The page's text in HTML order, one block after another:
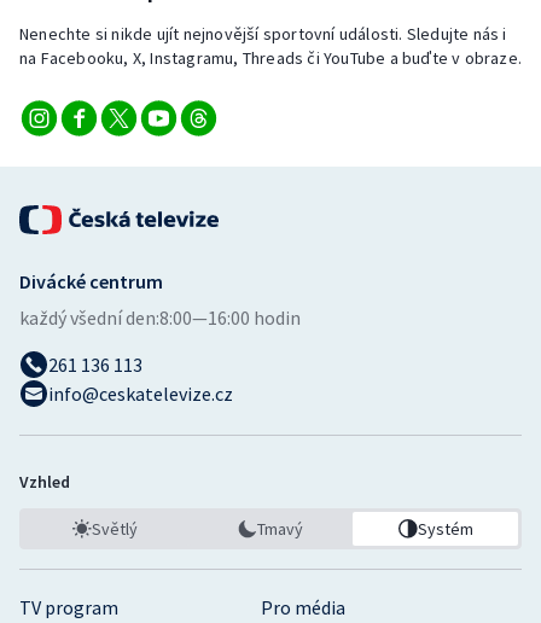
Nenechte si nikde ujít nejnovější sportovní události. Sledujte nás i
na Facebooku, X, Instagramu, Threads či YouTube a buďte v obraze.
TV program
Pro média
Divácké centrum
každý všední den:8:00—16:00 hodin
261 136 113
info@ceskatelevize.cz
Vzhled
Světlý Tmavý Systém